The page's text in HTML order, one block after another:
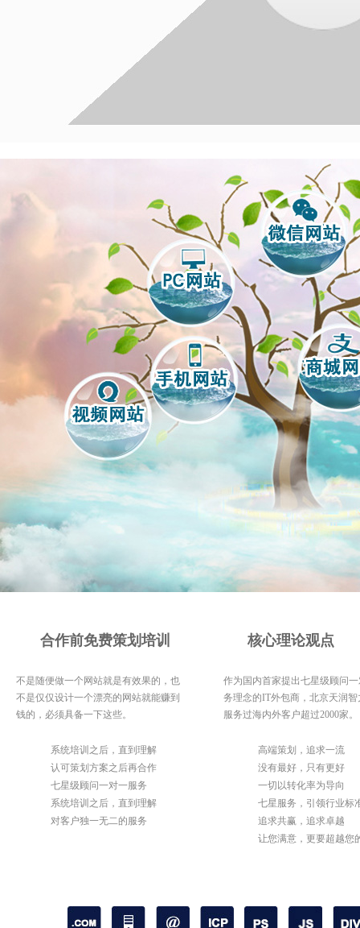
合作前免费策划培训
不是随便做一个网站就是有效果的，也
不是仅仅设计一个漂亮的网站就能赚到
钱的，必须具备一下这些。
系统培训之后，直到理解
认可策划方案之后再合作
七星级顾问一对一服务
系统培训之后，直到理解
对客户独一无二的服务
核心理论观点
作为国内首家提出七星级顾问
务理念的IT外包商，北京天润智
服务过海内外客户超过2000家。
高端策划，追求一流
没有最好，只有更好
一切以转化率为导向
七星服务，引领行业标
追求共赢，追求卓越
让您满意，更要超越您